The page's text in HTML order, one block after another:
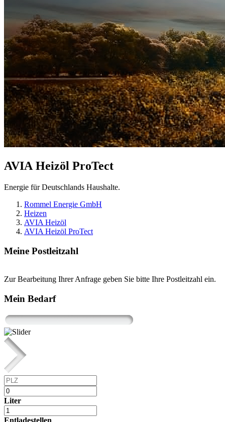
AVIA Heizöl ProTect
Energie für Deutschlands Haushalte.
Rommel Energie GmbH
Heizen
AVIA Heizöl
AVIA Heizöl ProTect
Meine Postleitzahl
Zur Bearbeitung Ihrer Anfrage geben Sie bitte Ihre Postleitzahl ein.
Mein Bedarf
Liter
Entladestellen